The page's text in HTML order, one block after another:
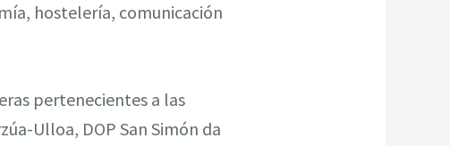
hostelería, comunicación
pertenecientes a las
Ulloa, DOP San Simón da